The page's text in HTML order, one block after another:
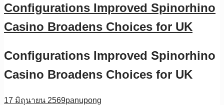
Configurations Improved Spinorhino
Casino Broadens Choices for UK
Configurations Improved Spinorhino
Casino Broadens Choices for UK
17 มิถุนายน 2569panupong